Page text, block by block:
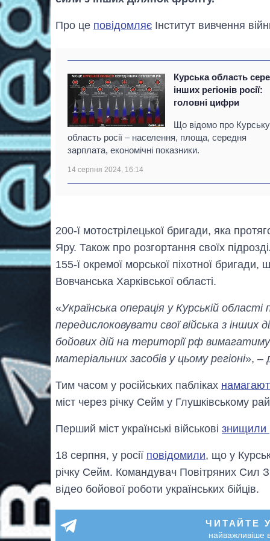
Про це повідомляє Інститут вивчення
Курська область
інших регіонів росії:
головні цифри
Що відомо про Курську
область росії – населення, площа, середня
зарплата, економічні показники.
14 серпня 2024, 16:14
200-ї мотострілецької бригади, яка
Яру. Також про розгортання своїх
155-ї окремої морської піхотної
Вовчанська Харківської області.
«Українська операція у Курській
передислоковувати свої війська з
бойових дій на території рф
матеріальних засобів у цьому регіоні», –
Тим часом у російських пабліках
міст через річку Сейм у Глушківському
Перший міст українські військові знищили
18 серпня, у росії повідомили, що у
річку Сейм. Командувач Повітряних Сил
відео бойової роботи українських бійців.
ЧИТАЙТЕ У
найважливіше